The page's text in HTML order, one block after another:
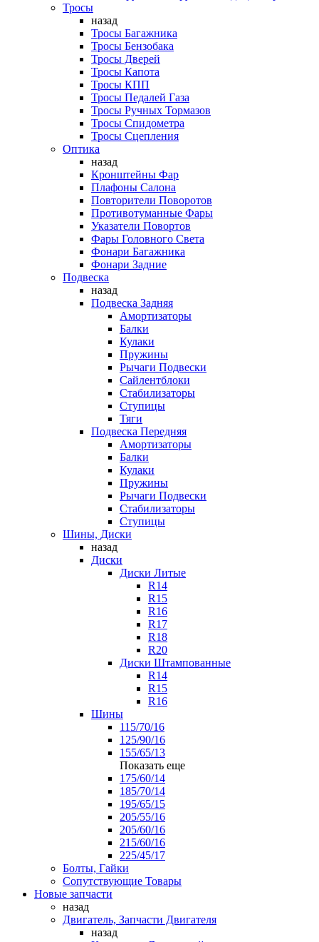
Тросы
назад
Тросы Багажника
Тросы Бензобака
Тросы Дверей
Тросы Капота
Тросы КПП
Тросы Педалей Газа
Тросы Ручных Тормазов
Тросы Спидометра
Тросы Сцепления
Оптика
назад
Кронштейны Фар
Плафоны Салона
Повторители Поворотов
Противотуманные Фары
Указатели Повортов
Фары Головного Света
Фонари Багажника
Фонари Задние
Подвеска
назад
Подвеска Задняя
Амортизаторы
Балки
Кулаки
Пружины
Рычаги Подвески
Сайлентблоки
Стабилизаторы
Ступицы
Тяги
Подвеска Передняя
Амортизаторы
Балки
Кулаки
Пружины
Рычаги Подвески
Стабилизаторы
Ступицы
Шины, Диски
назад
Диски
Диски Литые
R14
R15
R16
R17
R18
R20
Диски Штампованные
R14
R15
R16
Шины
115/70/16
125/90/16
155/65/13
Показать еще
175/60/14
185/70/14
195/65/15
205/55/16
205/60/16
215/60/16
225/45/17
Болты, Гайки
Сопутствующие Товары
Новые запчасти
назад
Двигатель, Запчасти Двигателя
назад